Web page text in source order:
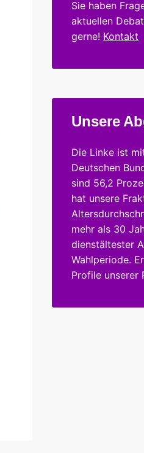
Sie haben
aktuellen
gerne! Kontakt
Unsere
Die Linke ist
Deutschen
sind 56,2
hat unsere
mehr als 30
dienstältester
Wahlperiode.
Profile unserer